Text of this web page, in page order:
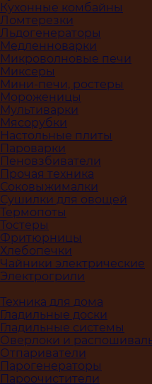
Кухонные комбайны
Ломтерезки
Льдогенераторы
Медленноварки
Микроволновые печи
Миксеры
Мини-печи, ростеры
Мороженицы
Мультиварки
Мясорубки
Настольные плиты
Пароварки
Пеновзбиватели
Прочая техника
Соковыжималки
Сушилки для овощей
Термопоты
Тостеры
Фритюрницы
Хлебопечки
Чайники электрические
Электрогрили
Техника для дома
Гладильные доски
Гладильные системы
Оверлоки и
Отпариватели
Парогенераторы
Пароочистители